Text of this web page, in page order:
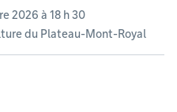
2026 à 18 h 30
du Plateau-Mont-Royal